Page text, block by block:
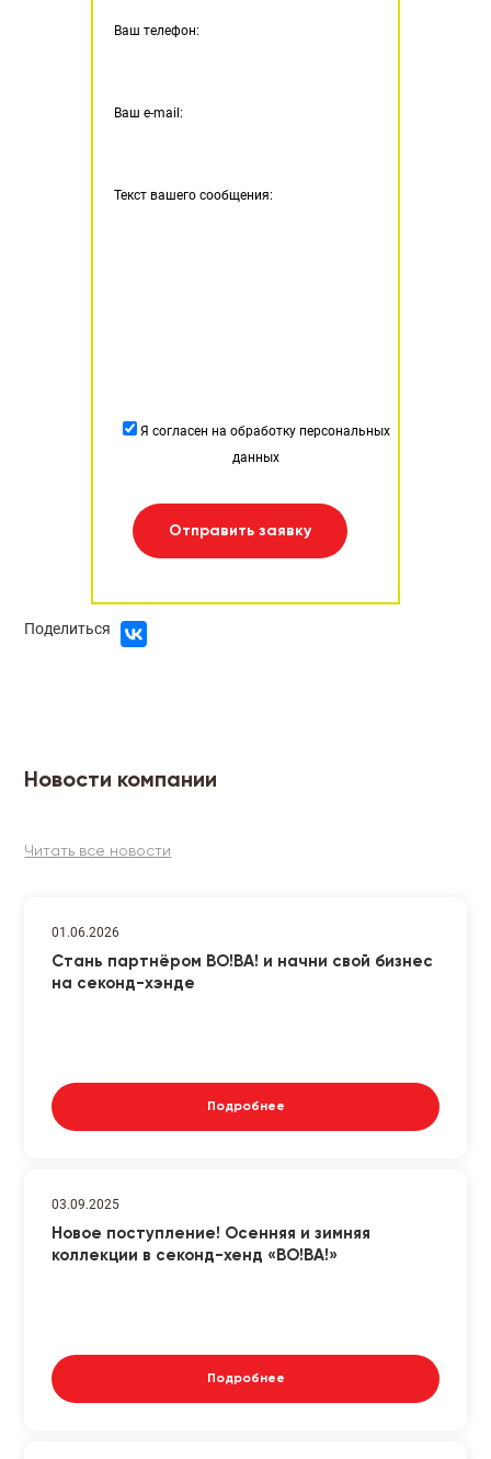
Ваш телефон:
Ваш e-mail:
Текст вашего сообщения:
Я согласен на обработку персональных
данных
Отправить заявку
Поделиться
Новости компании
Читать все новости
01.06.2026
Стань партнёром ВО!ВА! и начни свой бизнес
на секонд-хэнде
Подробнее
03.09.2025
Новое поступление! Осенняя и зимняя
коллекции в секонд-хенд «ВО!ВА!»
Подробнее